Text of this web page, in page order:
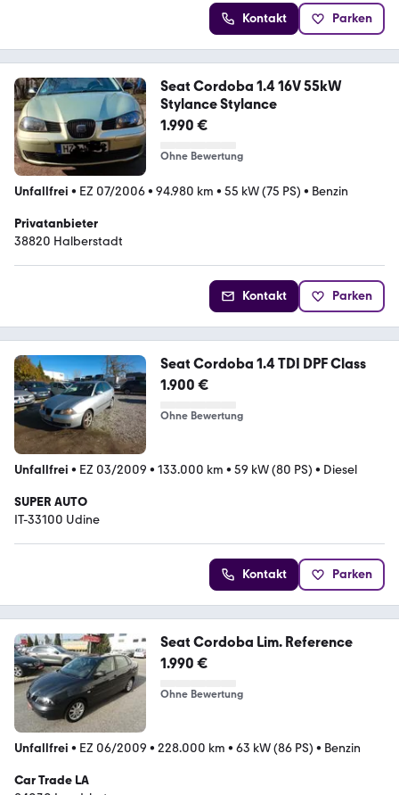
Kontakt Parken
Seat Cordoba 1.4 16V 55kW
Stylance Stylance
1.990 €
Ohne Bewertung
Unfallfrei • EZ 07/2006• 94.980 km • 55 kW (75 PS) • Benzin
Privatanbieter
38820 Halberstadt
Kontakt Parken
Seat Cordoba 1.4 TDI DPF Class
1.900 €
Ohne Bewertung
Unfallfrei • EZ 03/2009 • 133.000 km • 59 kW (80 PS) • Diesel
SUPER AUTO
IT-33100 Udine
Kontakt Parken
Seat Cordoba Lim. Reference
1.990 €
Ohne Bewertung
Unfallfrei • EZ 06/2009 • 228.000 km • 63 kW (86 PS) • Benzin
Car Trade LA